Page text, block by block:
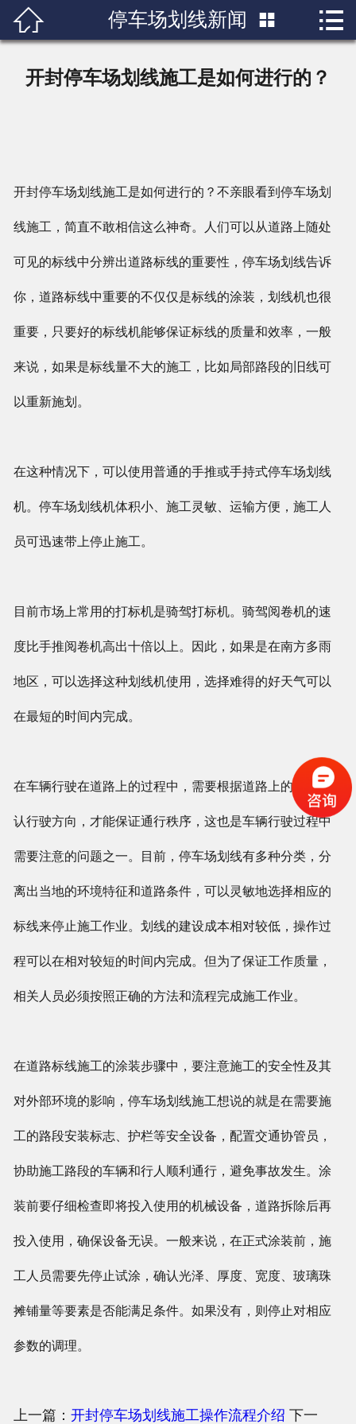
 首页
成功案例
行业知识
人才招聘
 停车场划线新闻  
开封停车场划线施工是如何进行的？
开封停车场划线施工是如何进行的？不亲眼看到停车场划
线施工，简直不敢相信这么神奇。人们可以从道路上随处
可见的标线中分辨出道路标线的重要性，停车场划线告诉
你，道路标线中重要的不仅仅是标线的涂装，划线机也很
重要，只要好的标线机能够保证标线的质量和效率，一般
来说，如果是标线量不大的施工，比如局部路段的旧线可
以重新施划。
在这种情况下，可以使用普通的手推或手持式停车场划线
机。停车场划线机体积小、施工灵敏、运输方便，施工人
员可迅速带上停止施工。
目前市场上常用的打标机是骑驾打标机。骑驾阅卷机的速
度比手推阅卷机高出十倍以上。因此，如果是在南方多雨
地区，可以选择这种划线机使用，选择难得的好天气可以
在最短的时间内完成。
在车辆行驶在道路上的过程中，需要根据道路上的线路确
认行驶方向，才能保证通行秩序，这也是车辆行驶过程中
需要注意的问题之一。目前，停车场划线有多种分类，分
离出当地的环境特征和道路条件，可以灵敏地选择相应的
标线来停止施工作业。划线的建设成本相对较低，操作过
程可以在相对较短的时间内完成。但为了保证工作质量，
相关人员必须按照正确的方法和流程完成施工作业。
在道路标线施工的涂装步骤中，要注意施工的安全性及其
对外部环境的影响，停车场划线施工想说的就是在需要施
工的路段安装标志、护栏等安全设备，配置交通协管员，
协助施工路段的车辆和行人顺利通行，避免事故发生。涂
装前要仔细检查即将投入使用的机械设备，道路拆除后再
投入使用，确保设备无误。一般来说，在正式涂装前，施
工人员需要先停止试涂，确认光泽、厚度、宽度、玻璃珠
摊铺量等要素是否能满足条件。如果没有，则停止对相应
参数的调理。
上一篇： 开封停车场划线施工操作流程介绍 下一